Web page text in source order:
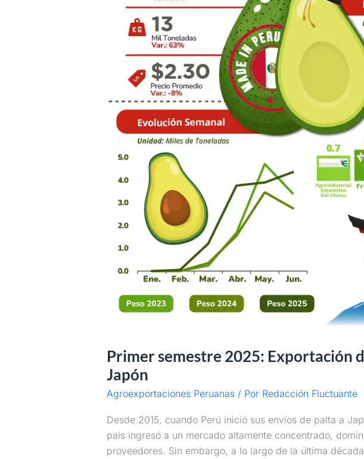
Primer semestre 2025: Exportación
Japón
Agroexportaciones Peruanas/ Por Redacción Fluctuante
Desde 2015, cuando Perú inició sus envíos de palta a
país ingresó a un mercado altamente concentrado,
proveedores. Sin embargo, a lo largo de la última